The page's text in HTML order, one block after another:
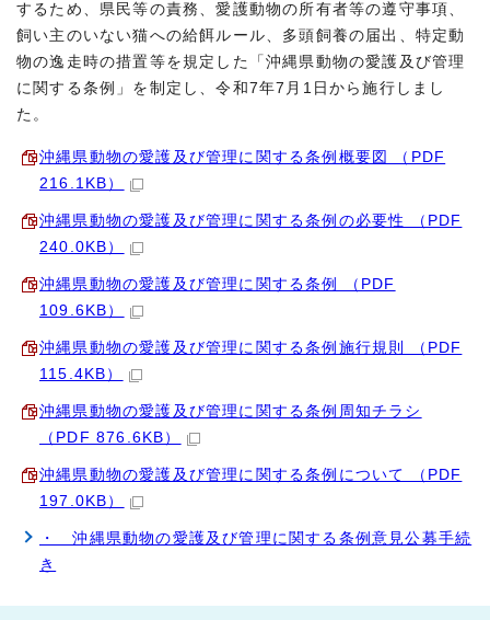
するため、県民等の責務、愛護動物の所有者等の遵守事項、
飼い主のいない猫への給餌ルール、多頭飼養の届出、特定動
物の逸走時の措置等を規定した「沖縄県動物の愛護及び管理
に関する条例」を制定し、令和7年7月1日から施行しまし
た。
沖縄県動物の愛護及び管理に関する条例概要図 （PDF
216.1KB）
沖縄県動物の愛護及び管理に関する条例の必要性 （PDF
240.0KB）
沖縄県動物の愛護及び管理に関する条例 （PDF
109.6KB）
沖縄県動物の愛護及び管理に関する条例施行規則 （PDF
115.4KB）
沖縄県動物の愛護及び管理に関する条例周知チラシ
（PDF 876.6KB）
沖縄県動物の愛護及び管理に関する条例について （PDF
197.0KB）
・ 沖縄県動物の愛護及び管理に関する条例意見公募手続
き